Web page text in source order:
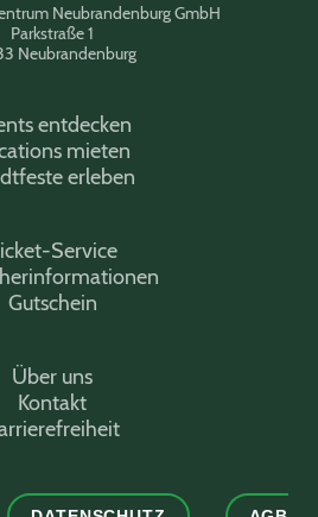
Neubrandenburg GmbH
Parkstraße 1
Neubrandenburg
entdecken
mieten
erleben
Service
Gutschein
Über uns
Kontakt